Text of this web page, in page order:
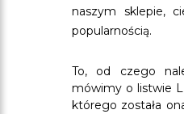
naszym sklepie,
popularnością.
To, od czego
mówimy o listwie
którego została